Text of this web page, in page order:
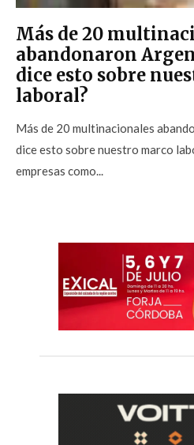
Más de 20
abandonaron
dice esto sobre
laboral?
Más de 20 multinacionales
dice esto sobre nuestro marco
empresas como...